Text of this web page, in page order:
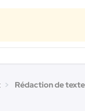
Rédaction de